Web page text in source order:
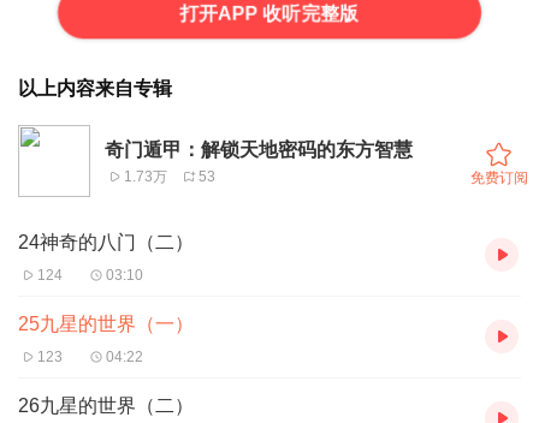
打开APP 收听完整版
以上内容来自专辑
奇门遁甲：解锁天地密码的东方智慧
1.73万 53 免费订阅
24神奇的八门（二）
124 03:10
25九星的世界（一）
123 04:22
26九星的世界（二）